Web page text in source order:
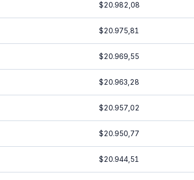
$20.982,08
$20.975,81
$20.969,55
$20.963,28
$20.957,02
$20.950,77
$20.944,51